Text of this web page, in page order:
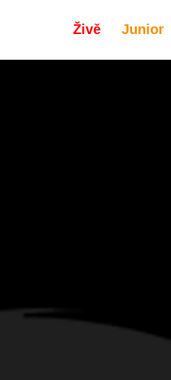
Živě Junior